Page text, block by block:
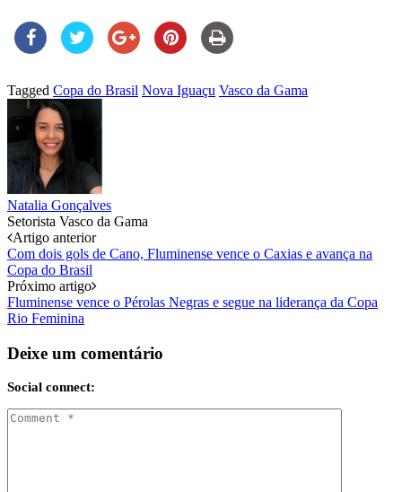
Tagged Copa do Brasil Nova Iguaçu Vasco da Gama
Natalia Gonçalves
Setorista Vasco da Gama
Post
navigation
Artigo anterior
Com dois gols de Cano, Fluminense vence o Caxias e avança na
Copa do Brasil
Próximo artigo
Fluminense vence o Pérolas Negras e segue na liderança da Copa
Rio Feminina
Deixe um comentário
Social connect: